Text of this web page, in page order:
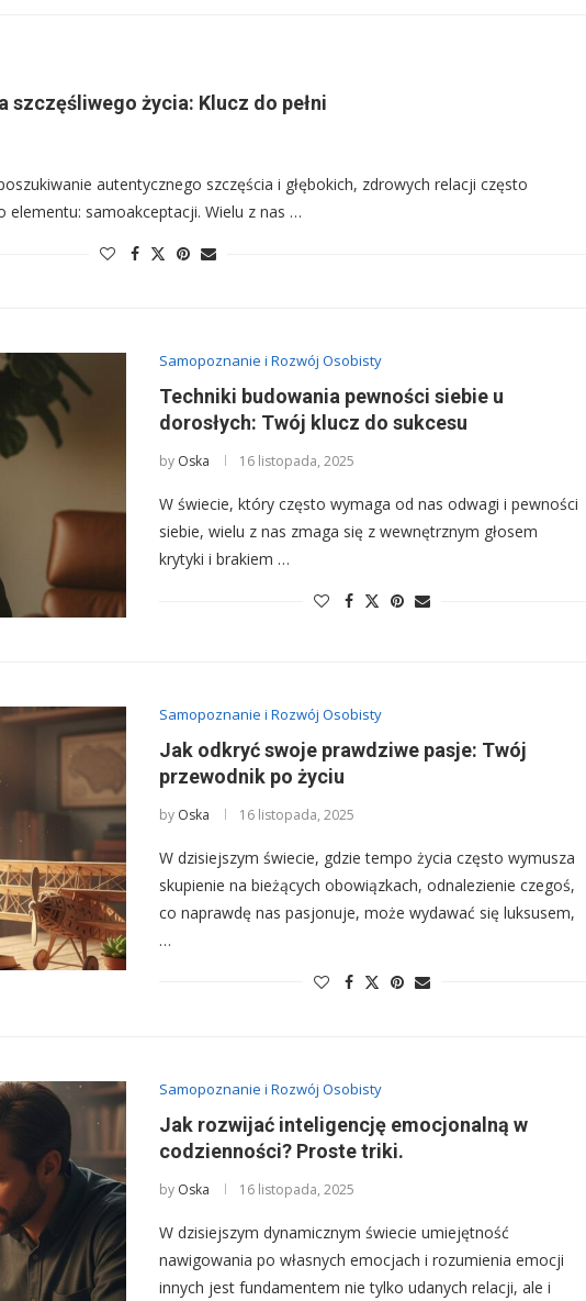
życia: Klucz do pełni
autentycznego szczęścia i głębokich, zdrowych relacji często
elementu: samoakceptacji. Wielu z nas …
Samopoznanie i Rozwój Osobisty
Techniki budowania pewności siebie u
dorosłych: Twój klucz do sukcesu
by Oska 16 listopada, 2025
W świecie, który często wymaga od nas odwagi i pewności
siebie, wielu z nas zmaga się z wewnętrznym głosem
krytyki i brakiem …
Samopoznanie i Rozwój Osobisty
Jak odkryć swoje prawdziwe pasje: Twój
przewodnik po życiu
by Oska 16 listopada, 2025
W dzisiejszym świecie, gdzie tempo życia często wymusza
skupienie na bieżących obowiązkach, odnalezienie czegoś,
co naprawdę nas pasjonuje, może wydawać się luksusem,
…
Samopoznanie i Rozwój Osobisty
Jak rozwijać inteligencję emocjonalną w
codzienności? Proste triki.
by Oska 16 listopada, 2025
W dzisiejszym dynamicznym świecie umiejętność
nawigowania po własnych emocjach i rozumienia emocji
innych jest fundamentem nie tylko udanych relacji, ale i